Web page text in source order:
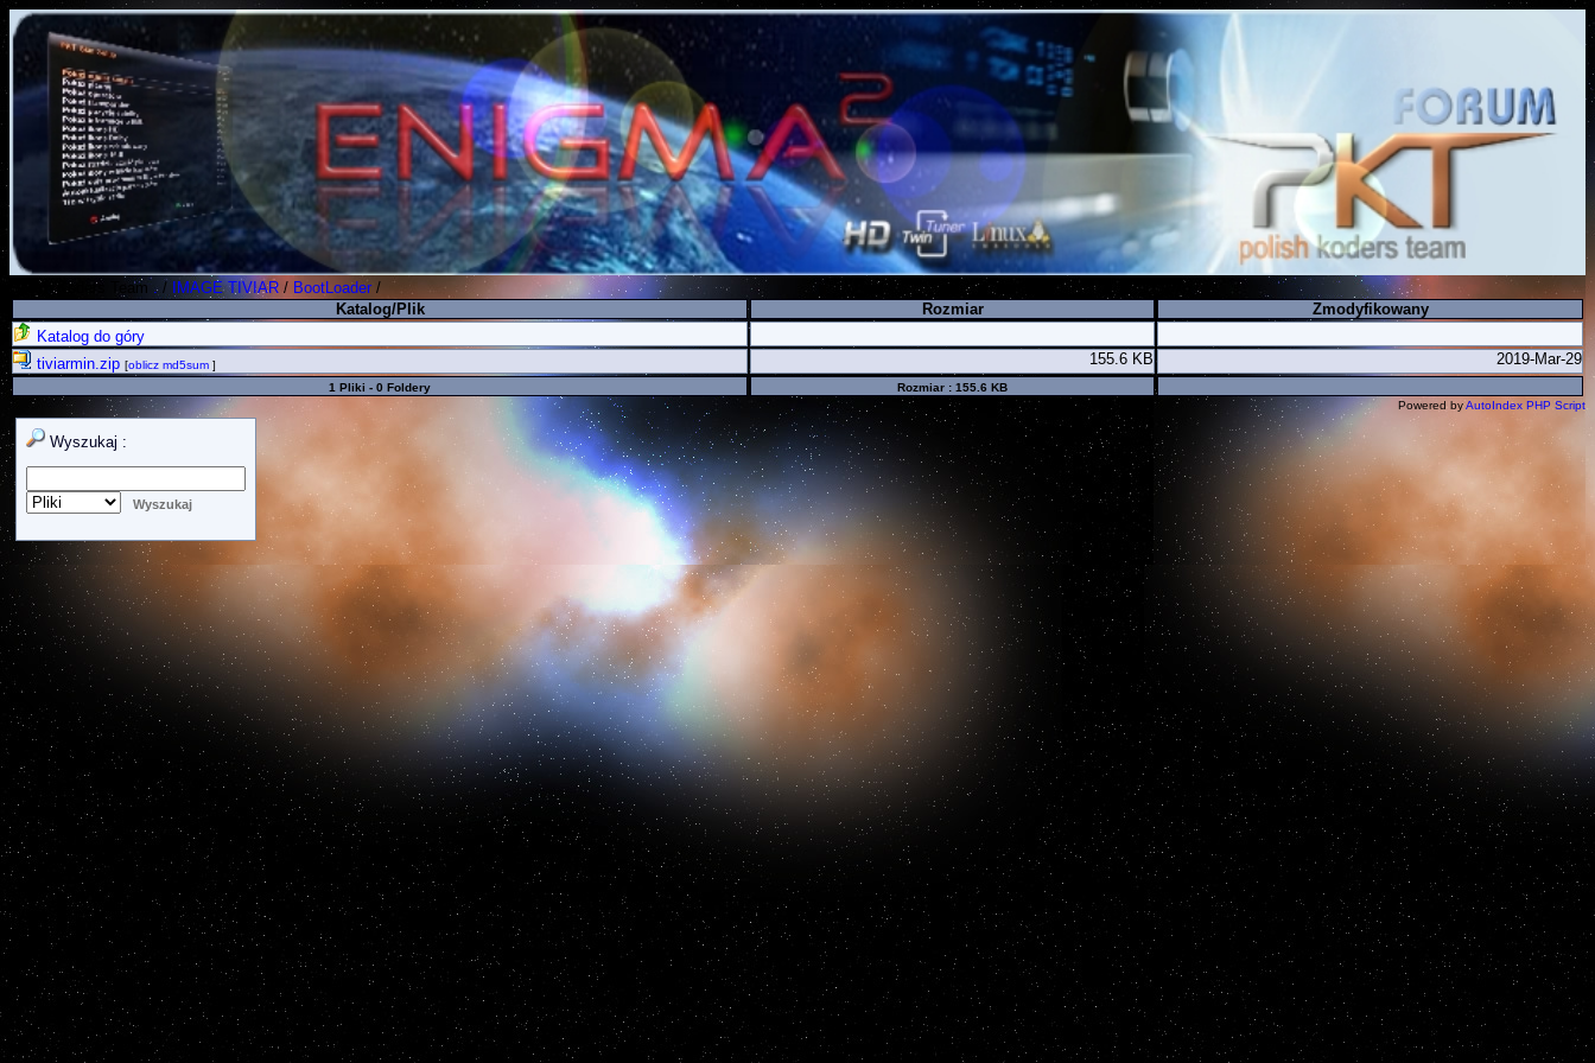
Polish Koders Team . / IMAGE TIVIAR / BootLoader /
Katalog/Plik
Rozmiar
Zmodyfikowany
Katalog do góry
tiviarmin.zip [oblicz md5sum ] 155.6 KB 2019-Mar-29
1 Pliki - 0 Foldery
Rozmiar : 155.6 KB
Powered byAutoIndex PHP Script
Wyszukaj :